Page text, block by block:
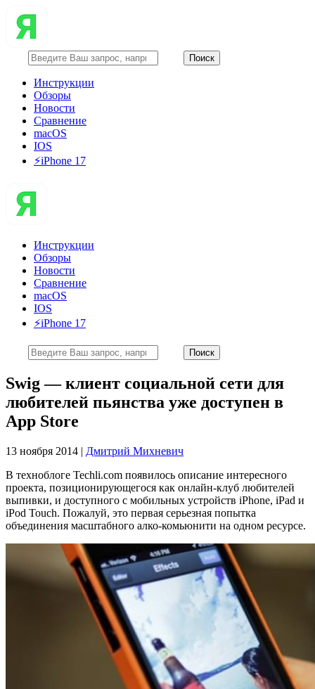
Инструкции
Обзоры
Новости
Сравнение
macOS
IOS
⚡️iPhone 17
Инструкции
Обзоры
Новости
Сравнение
macOS
IOS
⚡️iPhone 17
Swig — клиент социальной сети для
любителей пьянства уже доступен в
App Store
13 ноября 2014 | Дмитрий Михневич
В техноблоге Techli.com появилось описание интересного
проекта, позиционирующегося как онлайн-клуб любителей
выпивки, и доступного с мобильных устройств iPhone, iPad и
iPod Touch. Пожалуй, это первая серьезная попытка
объединения масштабного алко-комьюнити на одном ресурсе.